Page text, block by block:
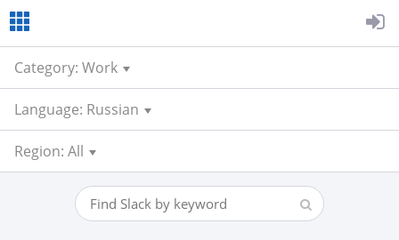
Category: Work
Language: Russian
Region: All